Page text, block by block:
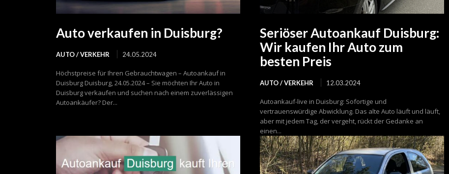
Auto verkaufen in Duisburg?
AUTO / VERKEHR 24.05.2024
Höchstpreise für Ihren Gebrauchtwagen – Autoankauf in
Duisburg Duisburg, 24.05.2024 – Sie möchten Ihr Auto in
Duisburg verkaufen und suchen nach einem zuverlässigen
Autoankäufer? Der...
Seriöser Autoankauf Duisburg:
Wir kaufen Ihr Auto zum
besten Preis
AUTO / VERKEHR 12.03.2024
Autoankauf-live in Duisburg: Sofortige und
vertrauenswürdige Abwicklung. Das alte Auto läuft und läuft,
aber mit jedem Tag, der vergeht, rückt der Gedanke an
einen...